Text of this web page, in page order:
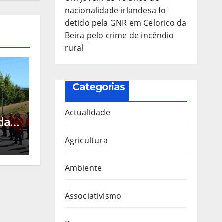
nacionalidade irlandesa foi
detido pela GNR em Celorico da
Beira pelo crime de incêndio
rural
Categorias
Actualidade
Agricultura
Ambiente
Associativismo